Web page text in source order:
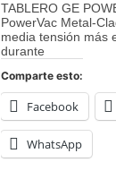
TABLERO GE
PowerVac Metal-
media tensión más
durante
Comparte esto:
Facebook
WhatsApp